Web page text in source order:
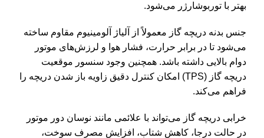
بهتر با توربوشارژر می‌شود.
جنس بدنه دریچه گاز معمولاً از آلیاژ آلومینیوم مقاوم ساخته
می‌شود تا در برابر حرارت، فشار هوا و لرزش‌های موتور
دوام بالایی داشته باشد. همچنین وجود سنسور موقعیت
دریچه گاز (TPS) امکان کنترل دقیق زاویه باز شدن دریچه را
فراهم می‌کند.
خرابی دریچه گاز می‌تواند با علائمی مانند نوسان دور موتور
در حالت درجا، کاهش شتاب، افزایش مصرف سوخت،